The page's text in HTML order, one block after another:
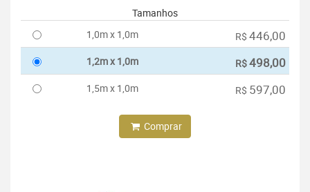
Tamanhos
1,0m x 1,0m
R$ 446,00
1,2m x 1,0m R$498,00
1,5m x 1,0m R$ 597,00
Comprar